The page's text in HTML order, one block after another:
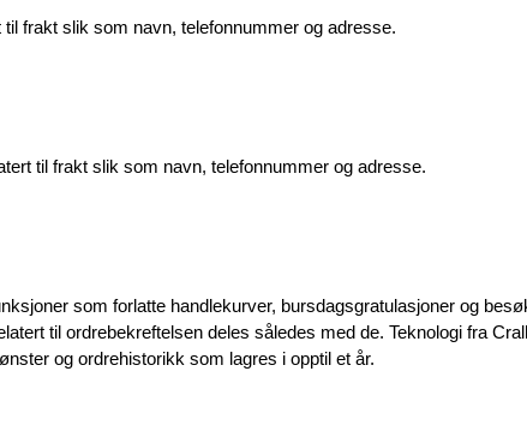
frakt slik som navn, telefonnummer og adresse.
til frakt slik som navn, telefonnummer og adresse.
som forlatte handlekurver, bursdagsgratulasjoner og
til ordrebekreftelsen deles således med de. Teknologi fra
og ordrehistorikk som lagres i opptil et år.